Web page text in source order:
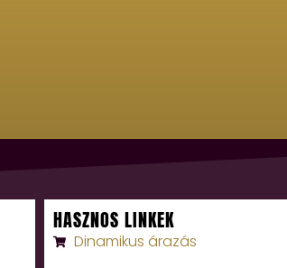
HASZNOS LINKEK
Dinamikus árazás